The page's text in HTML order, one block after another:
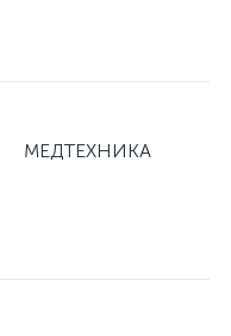
МЕДТЕХНИКА